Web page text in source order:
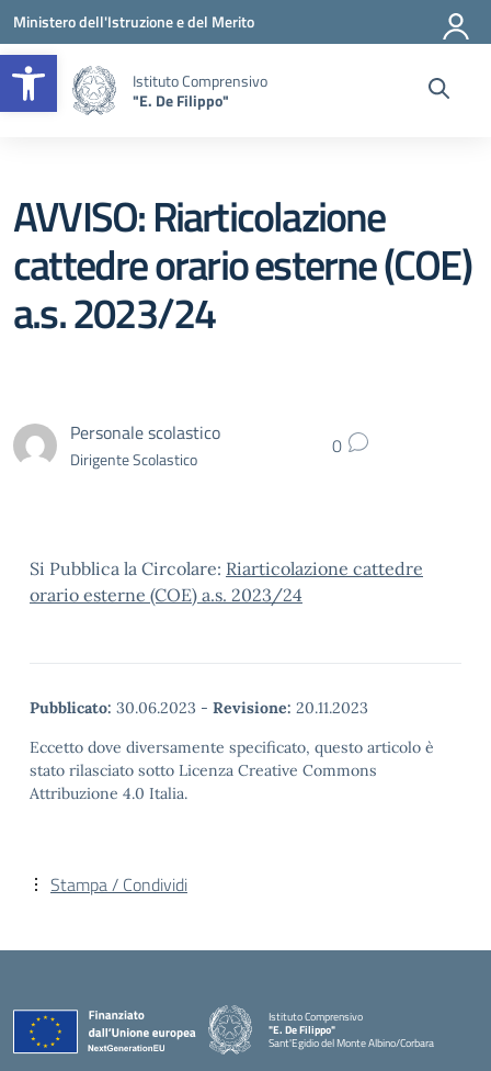
Apri la barra degli strumenti
Vai ai contenuti
Vai al menu di navigazione
Vai al footer
Ministero dell'Istruzione e del Merito
Istituto Comprensivo
"E. De Filippo"
AVVISO: Riarticolazione
cattedre orario esterne (COE)
a.s. 2023/24
Personale scolastico
Dirigente Scolastico 0
Si Pubblica la Circolare: Riarticolazione cattedre
orario esterne (COE) a.s. 2023/24
Pubblicato: 30.06.2023 - Revisione: 20.11.2023
Eccetto dove diversamente specificato, questo articolo è
stato rilasciato sotto Licenza Creative Commons
Attribuzione 4.0 Italia.
Stampa / Condividi
Istituto Comprensivo
"E. De Filippo"
Sant'Egidio del Monte Albino/Corbara